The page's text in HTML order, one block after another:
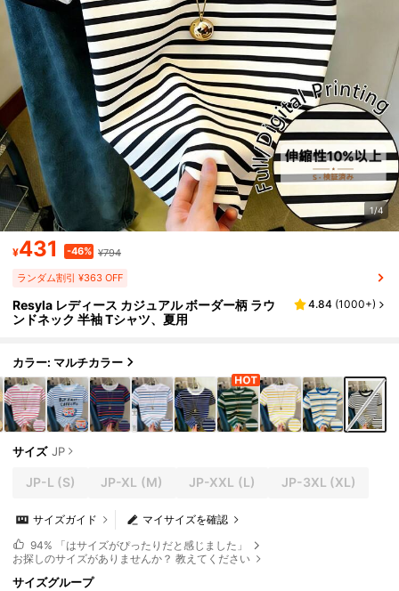
1/4
¥431 -46% ¥794
ランダム割引 ¥363 OFF
Resyla レディース カジュアル ボーダー柄 ラウ
ンドネック 半袖 Tシャツ、夏用
4.84 (1000+)
カラー: マルチカラー
サイズ JP
JP-L (S) JP-XL (M) JP-XXL (L) JP-3XL (XL)
マイサイズを確認
サイズガイド
94% 「はサイズがぴったりだと感じました」
お探しのサイズがありませんか？ 教えてください
サイズグループ